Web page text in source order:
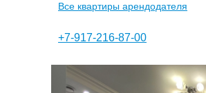
Все квартиры арендодателя
+7-917-216-87-00